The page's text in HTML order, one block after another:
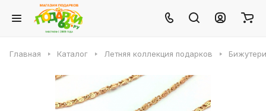
Главная Каталог Летняя коллекция подарков